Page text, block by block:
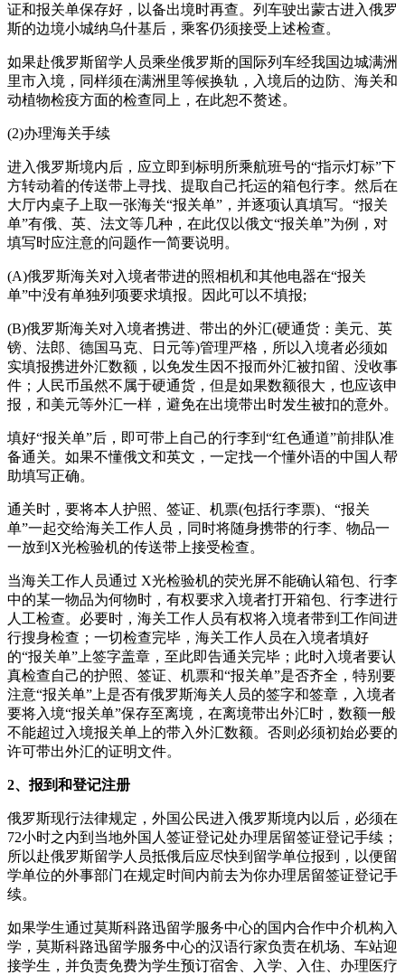
证和报关单保存好，以备出境时再查。列车驶出蒙古进入俄罗
斯的边境小城纳乌什基后，乘客仍须接受上述检查。
如果赴俄罗斯留学人员乘坐俄罗斯的国际列车经我国边城满洲
里市入境，同样须在满洲里等候换轨，入境后的边防、海关和
动植物检疫方面的检查同上，在此恕不赘述。
(2)办理海关手续
进入俄罗斯境内后，应立即到标明所乘航班号的“指示灯标”下
方转动着的传送带上寻找、提取自己托运的箱包行李。然后在
大厅内桌子上取一张海关“报关单”，并逐项认真填写。“报关
单”有俄、英、法文等几种，在此仅以俄文“报关单”为例，对
填写时应注意的问题作一简要说明。
(A)俄罗斯海关对入境者带进的照相机和其他电器在“报关
单”中没有单独列项要求填报。因此可以不填报;
(B)俄罗斯海关对入境者携进、带出的外汇(硬通货：美元、英
镑、法郎、德国马克、日元等)管理严格，所以入境者必须如
实填报携进外汇数额，以免发生因不报而外汇被扣留、没收事
件；人民币虽然不属于硬通货，但是如果数额很大，也应该申
报，和美元等外汇一样，避免在出境带出时发生被扣的意外。
填好“报关单”后，即可带上自己的行李到“红色通道”前排队准
备通关。如果不懂俄文和英文，一定找一个懂外语的中国人帮
助填写正确。
通关时，要将本人护照、签证、机票(包括行李票)、“报关
单”一起交给海关工作人员，同时将随身携带的行李、物品一
一放到X光检验机的传送带上接受检查。
当海关工作人员通过 X光检验机的荧光屏不能确认箱包、行李
中的某一物品为何物时，有权要求入境者打开箱包、行李进行
人工检查。必要时，海关工作人员有权将入境者带到工作间进
行搜身检查；一切检查完毕，海关工作人员在入境者填好
的“报关单”上签字盖章，至此即告通关完毕；此时入境者要认
真检查自己的护照、签证、机票和“报关单”是否齐全，特别要
注意“报关单”上是否有俄罗斯海关人员的签字和签章，入境者
要将入境“报关单”保存至离境，在离境带出外汇时，数额一般
不能超过入境报关单上的带入外汇数额。否则必须初始必要的
许可带出外汇的证明文件。
2、报到和登记注册
俄罗斯现行法律规定，外国公民进入俄罗斯境内以后，必须在
72小时之内到当地外国人签证登记处办理居留签证登记手续；
所以赴俄罗斯留学人员抵俄后应尽快到留学单位报到，以便留
学单位的外事部门在规定时间内前去为你办理居留签证登记手
续。
如果学生通过莫斯科路迅留学服务中心的国内合作中介机构入
学，莫斯科路迅留学服务中心的汉语行家负责在机场、车站迎
接学生，并负责免费为学生预订宿舍、入学、入住、办理医疗